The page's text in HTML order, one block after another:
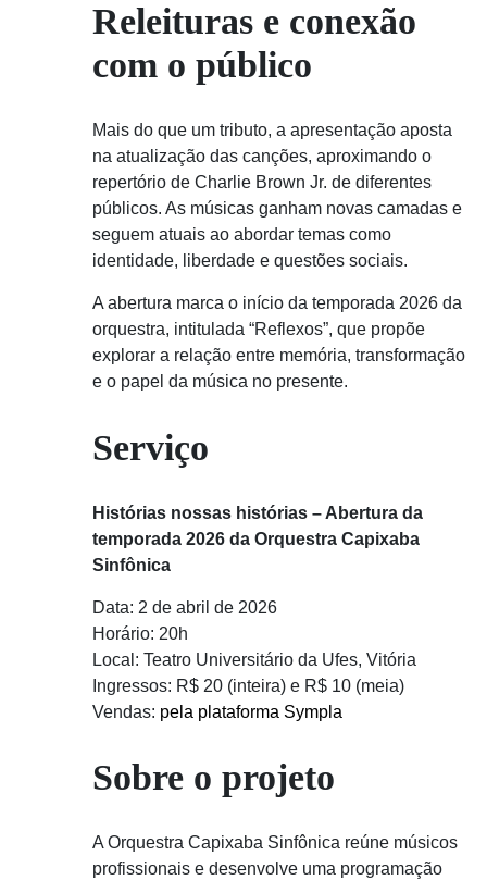
Releituras e conexão
com o público
Mais do que um tributo, a apresentação aposta
na atualização das canções, aproximando o
repertório de Charlie Brown Jr. de diferentes
públicos. As músicas ganham novas camadas e
seguem atuais ao abordar temas como
identidade, liberdade e questões sociais.
A abertura marca o início da temporada 2026 da
orquestra, intitulada “Reflexos”, que propõe
explorar a relação entre memória, transformação
e o papel da música no presente.
Serviço
Histórias nossas histórias – Abertura da
temporada 2026 da Orquestra Capixaba
Sinfônica
Data: 2 de abril de 2026
Horário: 20h
Local: Teatro Universitário da Ufes, Vitória
Ingressos: R$ 20 (inteira) e R$ 10 (meia)
Vendas: pela plataforma Sympla
Sobre o projeto
A Orquestra Capixaba Sinfônica reúne músicos
profissionais e desenvolve uma programação